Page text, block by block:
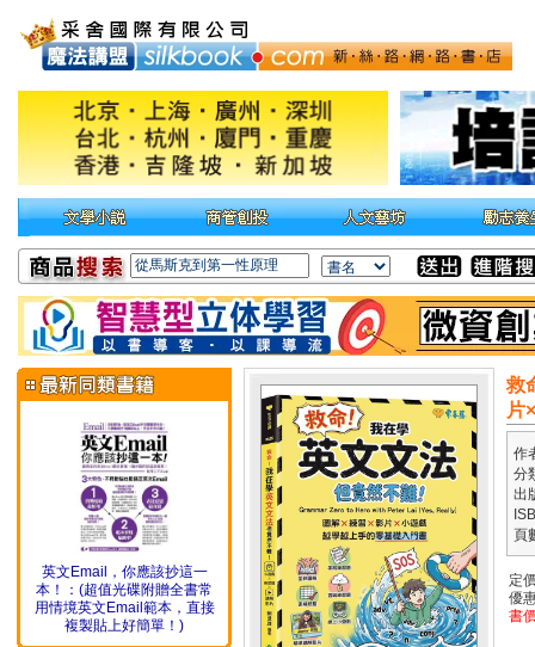
英文Email，你應該抄這一
本！：(超值光碟附贈全書常
用情境英文Email範本，直接
複製貼上好簡單！)
救
片
作
分
出
頁
定
優
書